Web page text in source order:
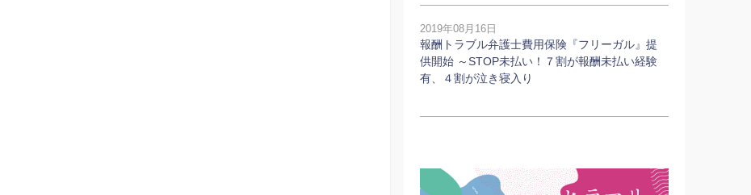
2019年08月16日
報酬トラブル弁護士費用保険『フリーガル』提
供開始 ～STOP未払い！７割が報酬未払い経験
有、４割が泣き寝入り